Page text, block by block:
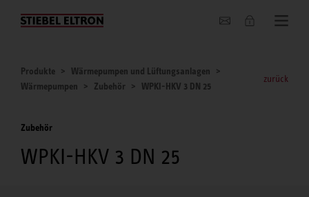
Unternehmen
Produkte
Wärmepumpen und Lüftungsanlagen
Wärmepumpen
Zubehör WPKI-HKV 3 DN 25
zurück
Zubehör
WPKI-HKV 3 DN 25